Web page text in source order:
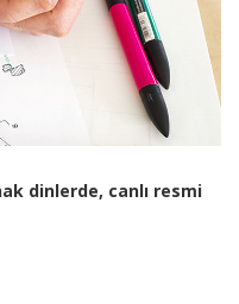
dinlerde, canlı resmi